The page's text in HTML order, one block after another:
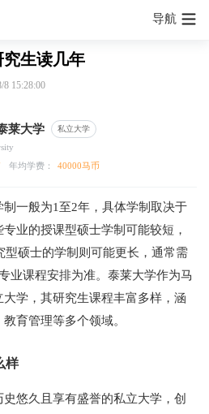
导航
生读几年
8 15:28:00
莱大学 私立大学
年均学费： 40000马币
一般为1至2年，具体学制取决于
业的授课型硕士学制可能较短，
型硕士的学制则可能更长，通常需
业课程安排为准。泰莱大学作为马
学，其研究生课程丰富多样，涵
育管理等多个领域。
样
悠久且享有盛誉的私立大学，创